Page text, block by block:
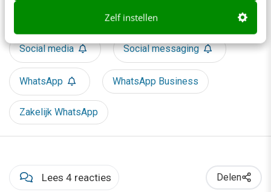
Zelf instellenKlantenservice
Social media Social messaging
WhatsApp WhatsApp Business
Zakelijk WhatsApp
Lees 4 reacties Delen